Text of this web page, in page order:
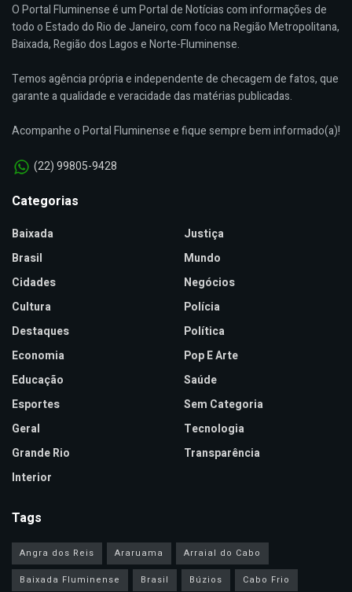
O Portal Fluminense é um Portal de Notícias com informações de
todo o Estado do Rio de Janeiro, com foco na Região Metropolitana,
Baixada, Região dos Lagos e Norte-Fluminense.
Temos agência própria e independente de checagem de fatos, que
garante a qualidade e veracidade das matérias publicadas.
Acompanhe o Portal Fluminense e fique sempre bem informado(a)!
(22) 99805-9428
Categorias
Baixada
Brasil
Cidades
Cultura
Destaques
Economia
Educação
Esportes
Geral
Grande Rio
Interior
Justiça
Mundo
Negócios
Polícia
Política
Pop E Arte
Saúde
Sem Categoria
Tecnologia
Transparência
Tags
Angra dos Reis Araruama
Arraial do Cabo
Baixada Fluminense
Brasil Búzios
Cabo Frio